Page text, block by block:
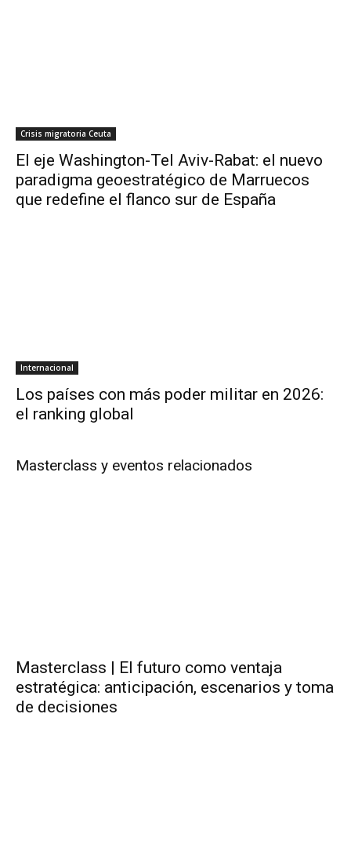
Crisis migratoria Ceuta
El eje Washington-Tel Aviv-Rabat: el nuevo
paradigma geoestratégico de Marruecos
que redefine el flanco sur de España
Internacional
Los países con más poder militar en 2026:
el ranking global
Masterclass y eventos relacionados
Masterclass | El futuro como ventaja
estratégica: anticipación, escenarios y toma
de decisiones